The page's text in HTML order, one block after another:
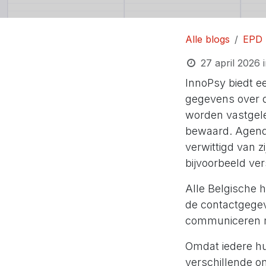
Alle blogs
EPD
27 april 2026
InnoPsy biedt
gegevens over
worden
bewaard.
verwittigd van
bijvoorbeeld
Alle Belgische
de
communiceren
Omdat iedere
verschillende